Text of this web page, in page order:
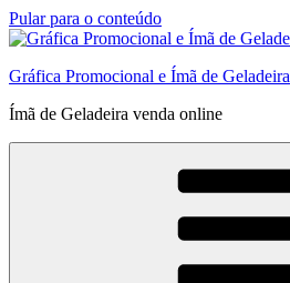
Pular para o conteúdo
Gráfica Promocional e Ímã de Geladeira
Ímã de Geladeira venda online